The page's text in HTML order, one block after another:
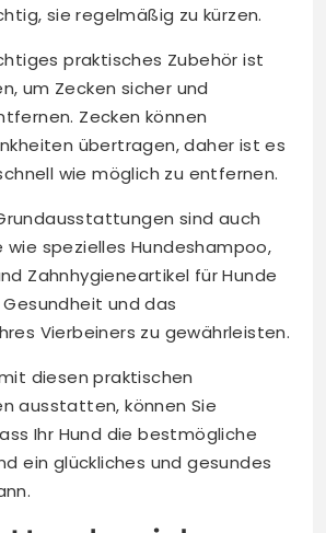
sie regelmäßig zu kürzen.
praktisches Zubehör ist
um Zecken sicher und
Zecken können
übertragen, daher ist es
wie möglich zu entfernen.
sind auch
spezielles Hundeshampoo,
Zahnhygieneartikel für Hunde
und das
Vierbeiners zu gewährleisten.
diesen praktischen
ausstatten, können Sie
Ihr Hund die bestmögliche
ein glückliches und gesundes